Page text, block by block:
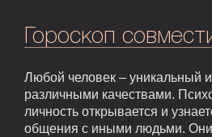
Гороскоп
Любой человек – уникальный
различными качествами.
личность открывается и
общения с иными людьми.